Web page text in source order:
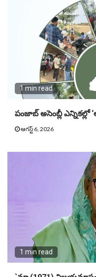
1 min read
పంజాబ్ అసెంబ్లీ ఎన్నికల్లో
ఆగస్ట్ 6, 2026
1 min read